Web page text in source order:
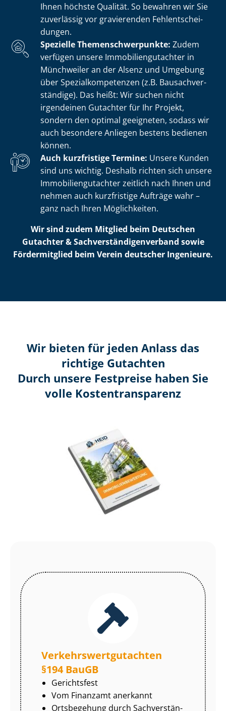
Ihnen höchste Qualität. So bewahren wir Sie
zuverlässig vor gravierenden Fehl­ent­schei­
dun­gen.
Spezielle The­men­schwer­punk­te: Zudem
verfügen unsere Im­mo­bi­li­en­gut­ach­ter in
Münchweiler an der Alsenz und Umgebung
über Spe­zi­al­kom­pe­ten­zen (z.B. Bau­sach­ver­
stän­di­ge). Das heißt: Wir suchen nicht
irgendeinen Gutachter für Ihr Projekt,
sondern den optimal geeigneten, sodass wir
auch besondere Anliegen bestens bedienen
können.
Auch kurzfristige Termine: Unsere Kunden
sind uns wichtig. Deshalb richten sich unsere
Im­mo­bi­li­en­gut­ach­ter zeitlich nach Ihnen und
nehmen auch kurzfristige Aufträge wahr –
ganz nach Ihren Möglichkeiten.
Wir sind zudem Mitglied beim Deutschen
Gutachter & Sach­ver­stän­di­gen­ver­band sowie
Fördermitglied beim Verein deutscher Ingenieure.
Wir bieten für jeden Anlass das
richtige Gutachten
Durch unsere Festpreise haben Sie
volle Kosten­transparenz
Ver­kehrs­wert­gut­ach­ten
§194 BauGB
Gerichtsfest
Vom Finanzamt anerkannt
Ortsbegehung durch Sach­ver­stän­